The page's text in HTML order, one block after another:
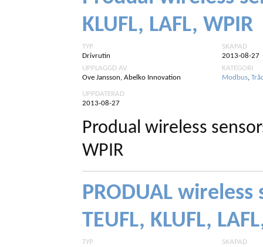
KLUFL, LAFL, WPIR
TYP
Drivrutin
UPPLAGGD AV
Ove Jansson, Abelko Innovation
SKAPAD
2013-08-27
KATEGORI
Modbus,
UPPDATERAD
2013-08-27
Produal wireless
WPIR
PRODUAL wireless
TEUFL, KLUFL,
TYP
SKAPAD